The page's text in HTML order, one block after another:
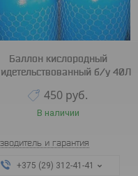
Баллон кислородный
б/у 40Л
450 руб.
В наличии
и гарантия
+375 (29) 312-41-41